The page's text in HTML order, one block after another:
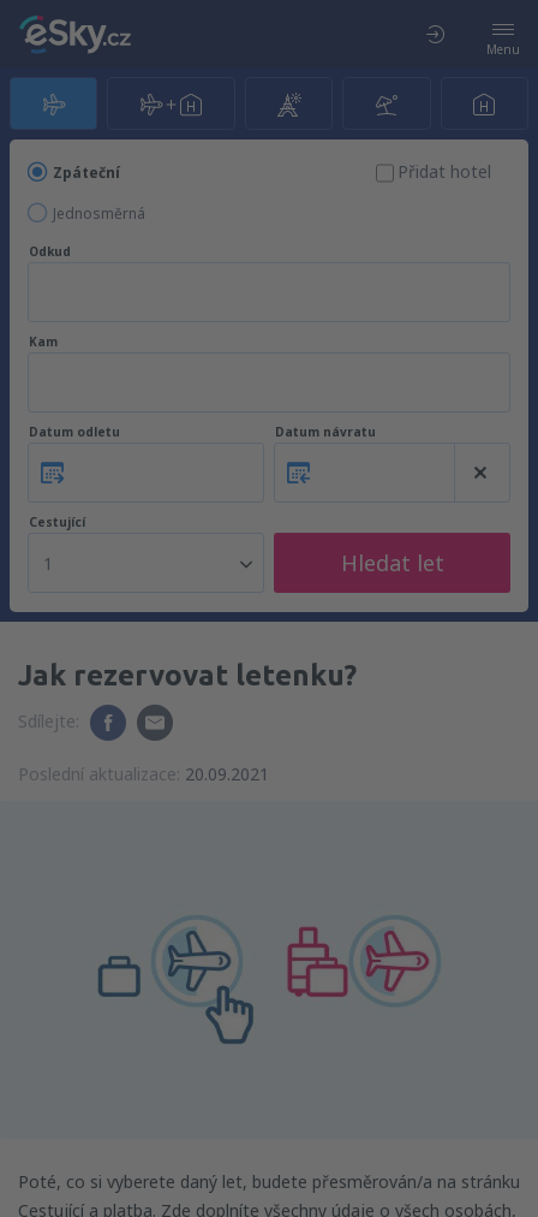
Menu
Zpáteční
Jednosměrná
Přidat hotel
Odkud
Kam
Datum odletu Datum návratu
Cestující
1 Hledat let
Jak rezervovat letenku?
Sdílejte:
Poslední aktualizace: 20.09.2021
Poté, co si vyberete daný let, budete přesměrován/a na stránku
Cestující a platba. Zde doplníte všechny údaje o všech osobách,